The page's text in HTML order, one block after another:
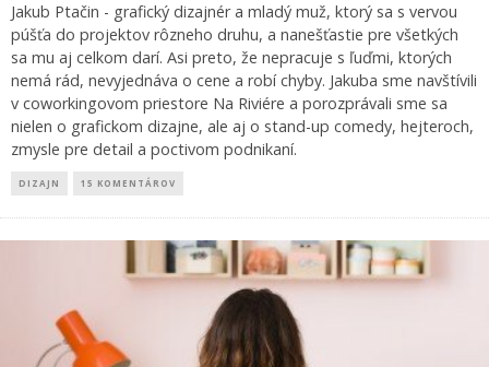
Jakub Ptačin - grafický dizajnér a mladý muž, ktorý sa s vervou
púšťa do projektov rôzneho druhu, a nanešťastie pre všetkých
sa mu aj celkom darí. Asi preto, že nepracuje s ľuďmi, ktorých
nemá rád, nevyjednáva o cene a robí chyby. Jakuba sme navštívili
v coworkingovom priestore Na Riviére a porozprávali sme sa
nielen o grafickom dizajne, ale aj o stand-up comedy, hejteroch,
zmysle pre detail a poctivom podnikaní.
DIZAJN 15 KOMENTÁROV